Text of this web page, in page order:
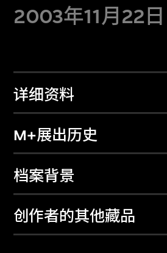
2003年11月22日
详细资料
M+展出历史
档案背景
创作者的其他藏品